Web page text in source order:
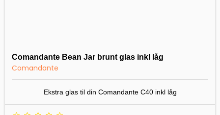
Comandante Bean Jar brunt glas inkl låg
Comandante
Ekstra glas til din Comandante C40 inkl låg